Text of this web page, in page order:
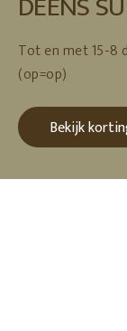
Tot en met 15-8
(op=op)
Bekijk